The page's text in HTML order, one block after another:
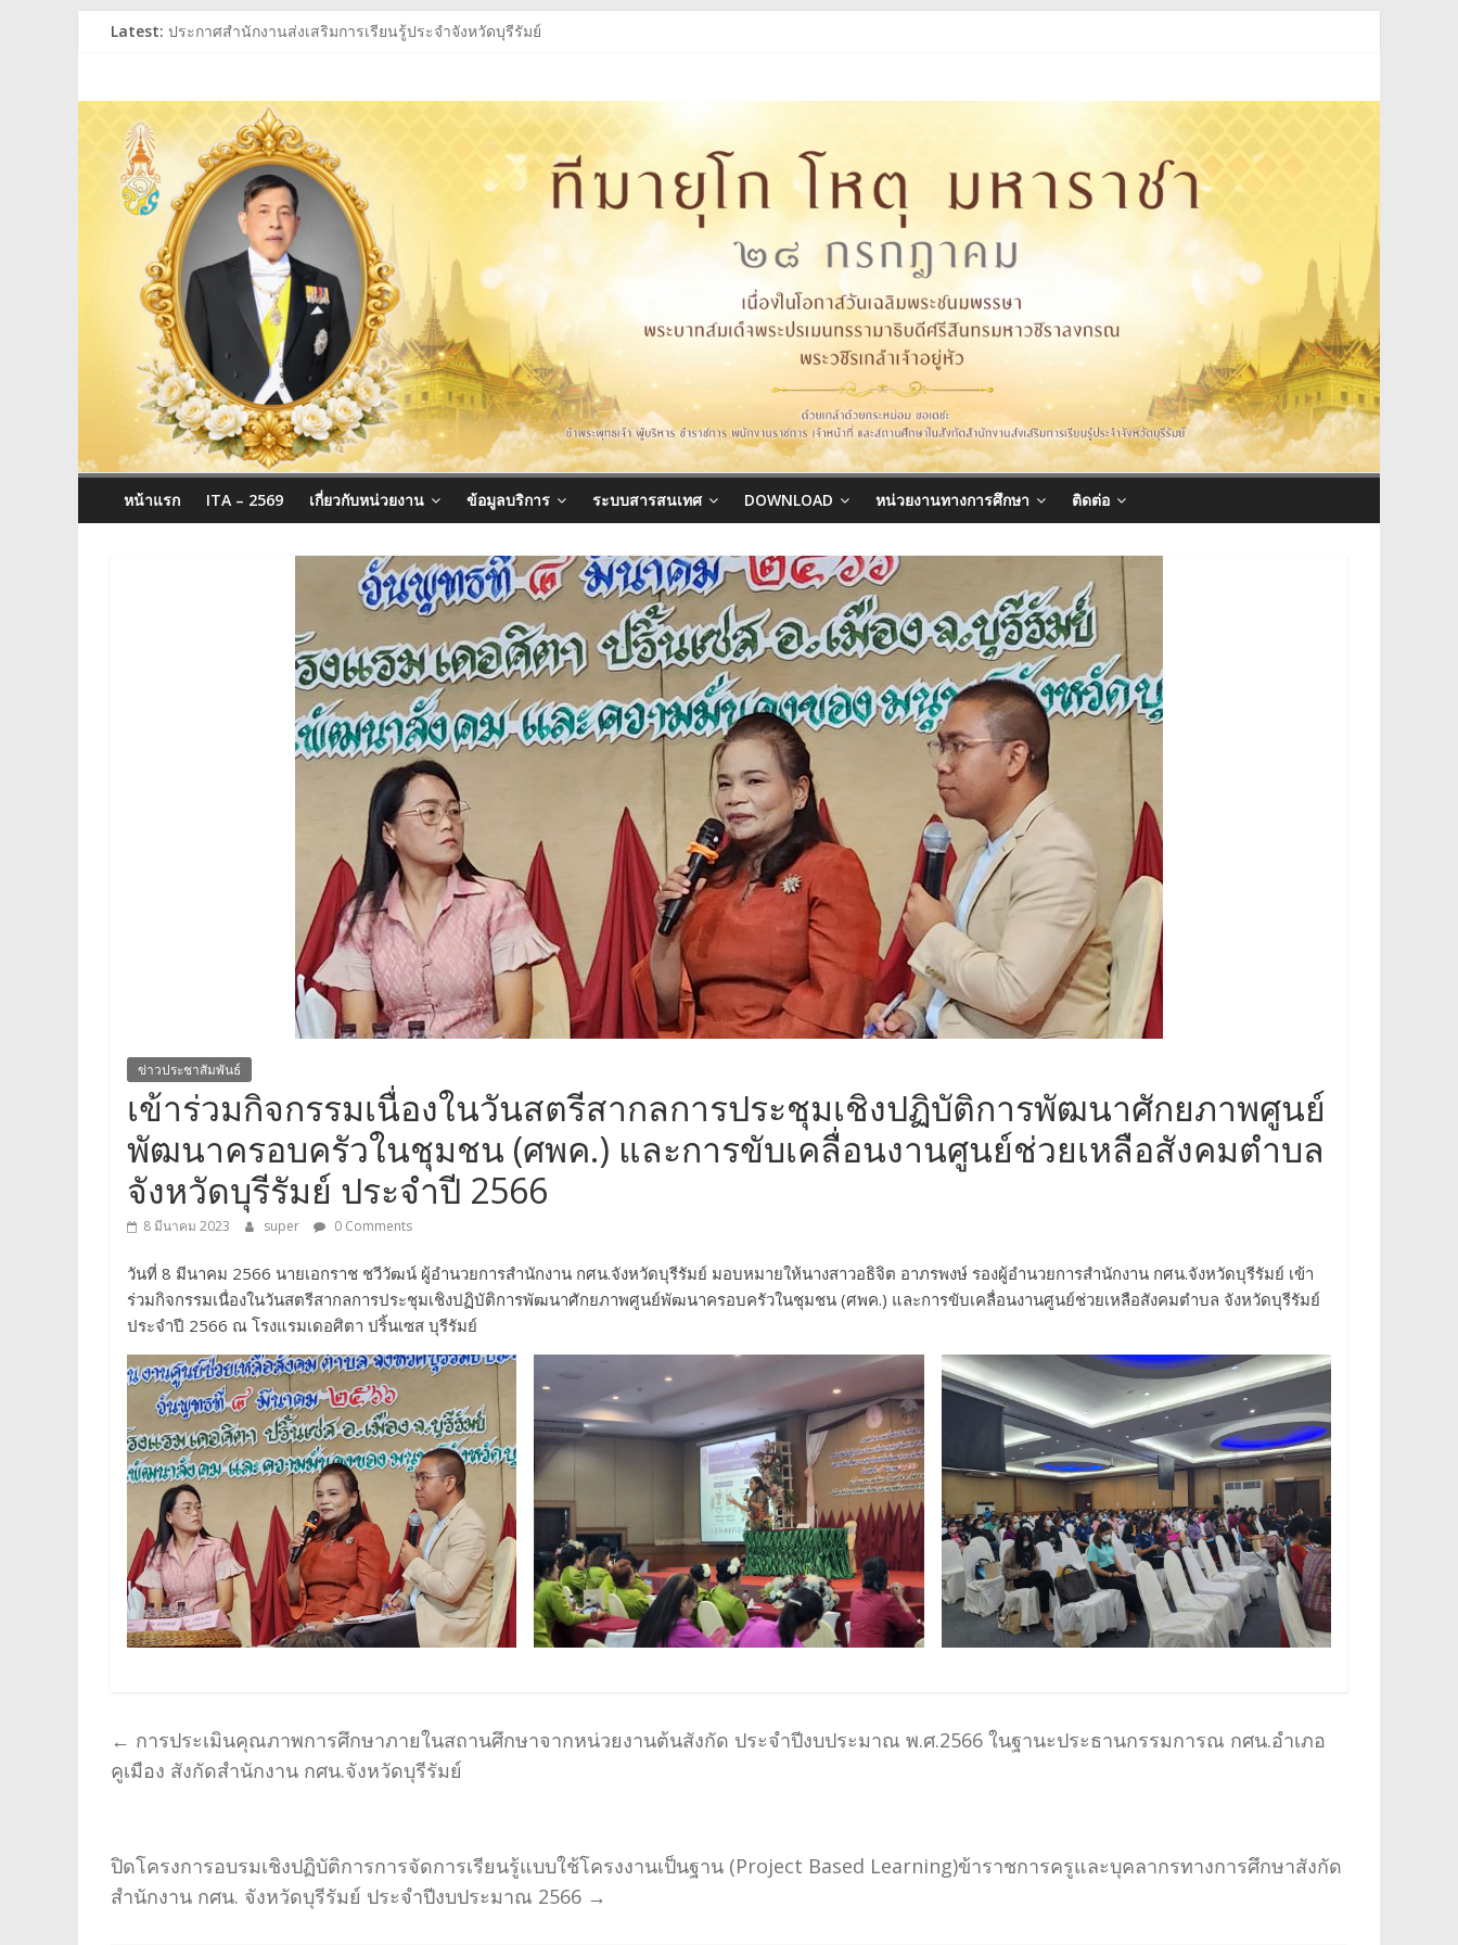
Latest: ประกาศสำนักงานส่งเสริมการเรียนรู้ประจำจังหวัดบุรีรัมย์
ประกาศผู้ชนะการเสนอราคา ประกวดราคาซื้อหนังสือเรียนฯ
ประกาศสำนักงานส่งเสริมการเรียนรู้ประจำจังหวัดบุรีรัมย์
สำนักงาน
ส่ง
เสริม
การ
เรียน
รู้
ประจำ
จังหวัด
หน้าแรก ITA – 2569 เกี่ยวกับหน่วยงาน ข้อมูลบริการ ระบบสารสนเทศ DOWNLOAD หน่วยงานทางการศึกษา ติดต่อ
ข่าวประชาสัมพันธ์
เข้าร่วมกิจกรรมเนื่องในวันสตรีสากลการประชุมเชิงปฏิบัติการพัฒนาศักยภาพศูนย์
พัฒนาครอบครัวในชุมชน (ศพค.) และการขับเคลื่อนงานศูนย์ช่วยเหลือสังคมตำบล
จังหวัดบุรีรัมย์ ประจำปี 2566
8 มีนาคม 2023 super 0 Comments
วันที่ 8 มีนาคม 2566 นายเอกราช ชวีวัฒน์ ผู้อำนวยการสำนักงาน กศน.จังหวัดบุรีรัมย์ มอบหมายให้นางสาวอธิจิต อาภรพงษ์ รองผู้อำนวยการสำนักงาน กศน.จังหวัดบุรีรัมย์ เข้า
ร่วมกิจกรรมเนื่องในวันสตรีสากลการประชุมเชิงปฏิบัติการพัฒนาศักยภาพศูนย์พัฒนาครอบครัวในชุมชน (ศพค.) และการขับเคลื่อนงานศูนย์ช่วยเหลือสังคมตำบล จังหวัดบุรีรัมย์
ประจำปี 2566 ณ โรงแรมเดอศิตา ปริ้นเซส บุรีรัมย์
← การประเมินคุณภาพการศึกษาภายในสถานศึกษาจากหน่วยงานต้นสังกัด ประจำปีงบประมาณ พ.ศ.2566 ในฐานะประธานกรรมการณ กศน.อำเภอ
คูเมือง สังกัดสำนักงาน กศน.จังหวัดบุรีรัมย์
ปิดโครงการอบรมเชิงปฏิบัติการการจัดการเรียนรู้แบบใช้โครงงานเป็นฐาน (Project Based Learning)ข้าราชการครูและบุคลากรทางการศึกษาสังกัด
สำนักงาน กศน. จังหวัดบุรีรัมย์ ประจำปีงบประมาณ 2566 →